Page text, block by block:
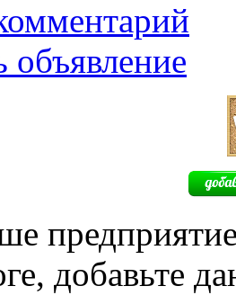
объявление
добавьте